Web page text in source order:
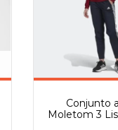
Conjunto
Moletom 3